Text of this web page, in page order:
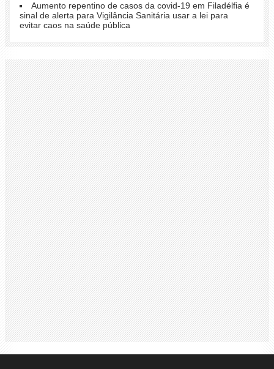
Aumento repentino de casos da covid-19 em Filadélfia é
sinal de alerta para Vigilância Sanitária usar a lei para
evitar caos na saúde pública